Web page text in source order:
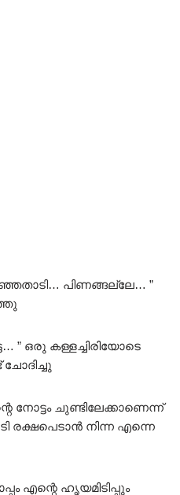
പിണങ്ങല്ലേ… ”
” ഒരു കള്ളച്ചിരിയോടെ
നോട്ടം ചുണ്ടിലേക്കാണെന്ന്
രക്ഷപെടാൻ നിന്ന എന്നെ
എന്റെ ഹൃയമിടിപ്പും